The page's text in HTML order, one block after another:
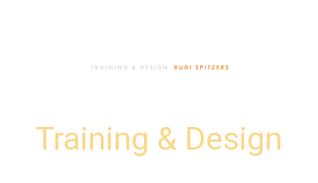
Training & Design